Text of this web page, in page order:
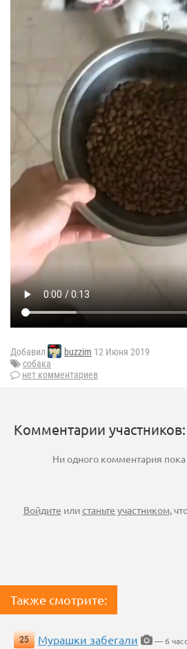
Добавил buzzim 12 Июня 2019
собака
нет комментариев
Комментарии участников:
Ни одного комментария
Войдите илистаньте участником,
Также смотрите:
25 Мурашки забегали
— 6